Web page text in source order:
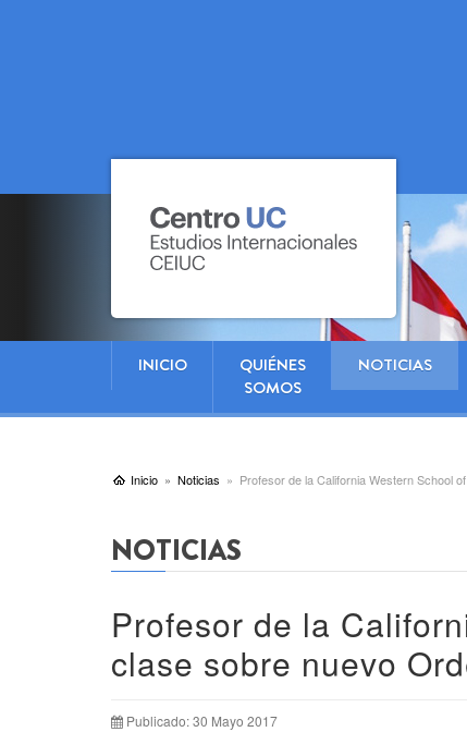
INICIO
QUIÉNES
SOMOS
NOTICIAS
Inicio Noticias Profesor de la California Western School
NOTICIAS
Profesor de la
clase sobre nuevo
Publicado: 30 Mayo 2017